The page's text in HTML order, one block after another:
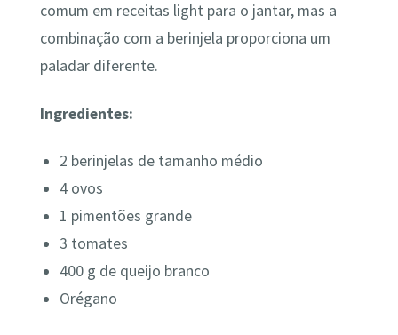
comum em receitas light para o jantar, mas a
combinação com a berinjela proporciona um
paladar diferente.
Ingredientes:
2 berinjelas de tamanho médio
4 ovos
1 pimentões grande
3 tomates
400 g de queijo branco
Orégano